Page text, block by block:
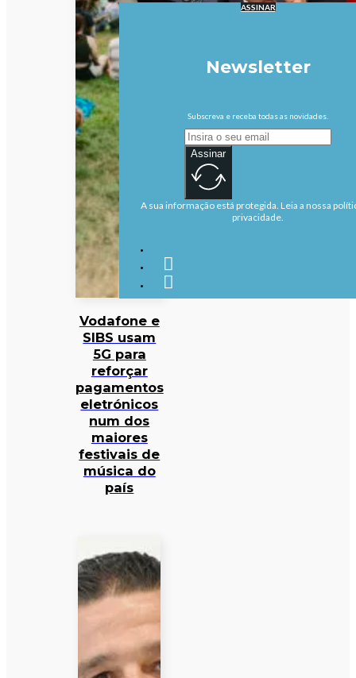
Vodafone e
SIBS usam
5G para
reforçar
pagamentos
eletrónicos
num dos
maiores
festivais de
música do
país
ASSINAR
Newsletter
Subscreva e receba todas as novidades.
Assinar
A sua informação está protegida. Leia a nossa
privacidade.